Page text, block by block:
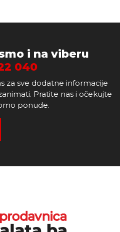
i na viberu
040
za sve dodatne informacije
Pratite nas i očekujte
ponude.